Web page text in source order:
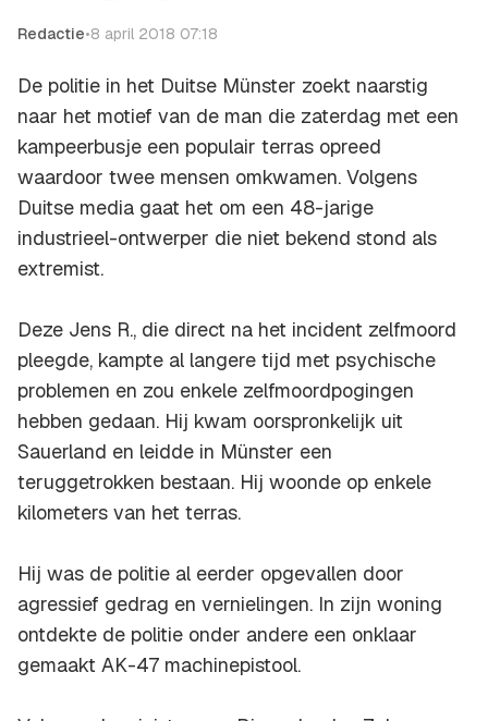
Redactie•8 april 2018 07:18
De politie in het Duitse Münster zoekt naarstig
naar het motief van de man die zaterdag met een
kampeerbusje een populair terras opreed
waardoor twee mensen omkwamen. Volgens
Duitse media gaat het om een 48-jarige
industrieel-ontwerper die niet bekend stond als
extremist.
Deze Jens R., die direct na het incident zelfmoord
pleegde, kampte al langere tijd met psychische
problemen en zou enkele zelfmoordpogingen
hebben gedaan. Hij kwam oorspronkelijk uit
Sauerland en leidde in Münster een
teruggetrokken bestaan. Hij woonde op enkele
kilometers van het terras.
Hij was de politie al eerder opgevallen door
agressief gedrag en vernielingen. In zijn woning
ontdekte de politie onder andere een onklaar
gemaakt AK-47 machinepistool.